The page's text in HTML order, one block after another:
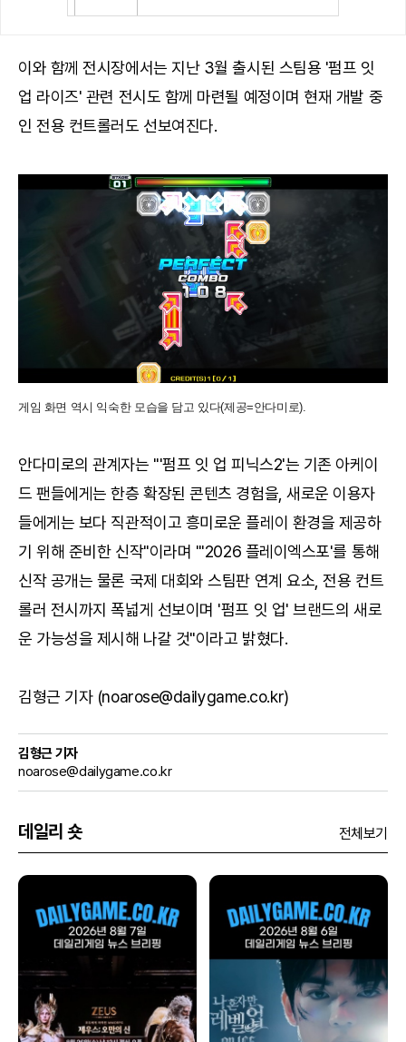
이와 함께 전시장에서는 지난 3월 출시된 스팀용 '펌프 잇
업 라이즈' 관련 전시도 함께 마련될 예정이며 현재 개발 중
인 전용 컨트롤러도 선보여진다.
게임 화면 역시 익숙한 모습을 담고 있다(제공=안다미로).
안다미로의 관계자는 "'펌프 잇 업 피닉스2'는 기존 아케이
드 팬들에게는 한층 확장된 콘텐츠 경험을, 새로운 이용자
들에게는 보다 직관적이고 흥미로운 플레이 환경을 제공하
기 위해 준비한 신작"이라며 "'2026 플레이엑스포'를 통해
신작 공개는 물론 국제 대회와 스팀판 연계 요소, 전용 컨트
롤러 전시까지 폭넓게 선보이며 '펌프 잇 업' 브랜드의 새로
운 가능성을 제시해 나갈 것"이라고 밝혔다.
김형근 기자 (noarose@dailygame.co.kr)
김형근 기자
noarose@dailygame.co.kr
데일리 숏 전체보기